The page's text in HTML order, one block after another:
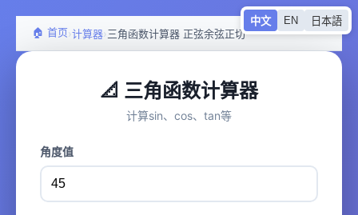
🏠 首页›计算器›三角函数计算器 正弦余弦正切
中文 EN 日本語
📐 三角函数计算器
计算sin、cos、tan等
角度值